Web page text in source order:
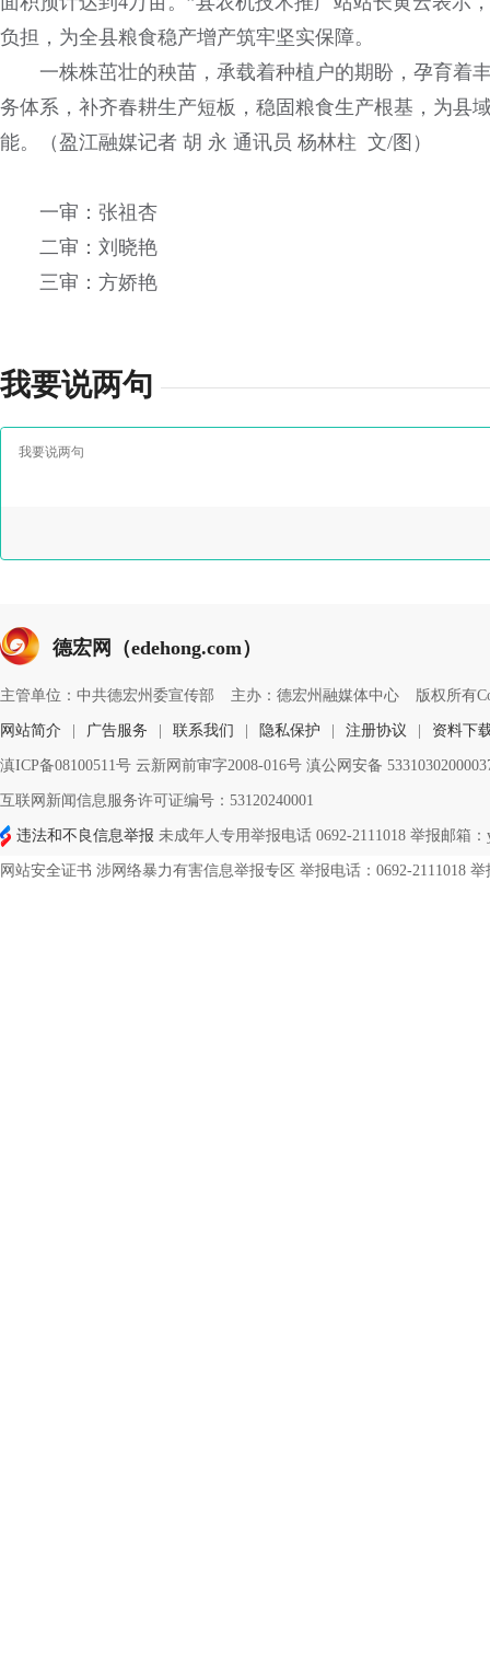
负担，为全县粮食稳产增产筑牢坚实保障。
一株株茁壮的秧苗，承载着种植户的期盼，孕育着
务体系，补齐春耕生产短板，稳固粮食生产根基，为县
能。（盈江融媒记者 胡 永 通讯员 杨林柱 文/图）
一审：张祖杏
二审：刘晓艳
三审：方娇艳
我要说两句
德宏网（edehong.com）
主管单位：中共德宏州委宣传部 主办：德宏州融媒体中心 版权所有
网站简介 广告服务 联系我们 隐私保护 注册协议 资料下
滇ICP备08100511号 云新网前审字2008-016号 滇公网安备
互联网新闻信息服务许可证编号：53120240001
违法和不良信息举报 未成年人专用举报电话 0692-2111018 举报邮箱：
网站安全证书 涉网络暴力有害信息举报专区 举报电话：0692-2111018 举